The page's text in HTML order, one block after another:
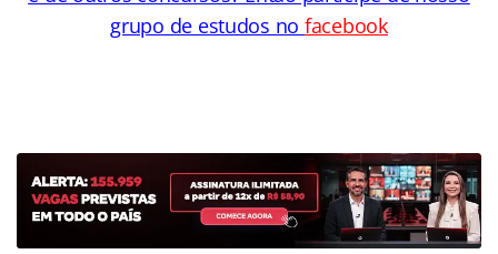
grupo de estudos no facebook